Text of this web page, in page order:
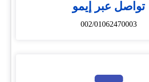
تواصل عبر إيمو
002/01062470003